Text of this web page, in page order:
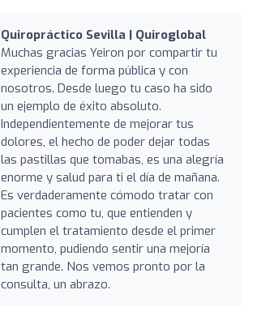
Quiropráctico Sevilla | Quiroglobal
Muchas gracias Yeiron por compartir tu
experiencia de forma pública y con
nosotros. Desde luego tu caso ha sido
un ejemplo de éxito absoluto.
Independientemente de mejorar tus
dolores, el hecho de poder dejar todas
las pastillas que tomabas, es una alegría
enorme y salud para ti el día de mañana.
Es verdaderamente cómodo tratar con
pacientes como tu, que entienden y
cumplen el tratamiento desde el primer
momento, pudiendo sentir una mejoría
tan grande. Nos vemos pronto por la
consulta, un abrazo.